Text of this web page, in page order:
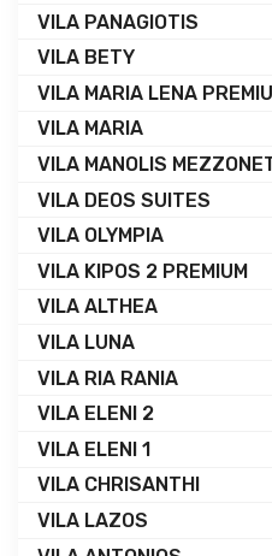
VILA PANAGIOTIS
VILA BETY
VILA MARIA LENA
VILA MARIA
VILA MANOLIS
VILA DEOS SUITES
VILA OLYMPIA
VILA KIPOS 2 PREMIUM
VILA ALTHEA
VILA LUNA
VILA RIA RANIA
VILA ELENI 2
VILA ELENI 1
VILA CHRISANTHI
VILA LAZOS